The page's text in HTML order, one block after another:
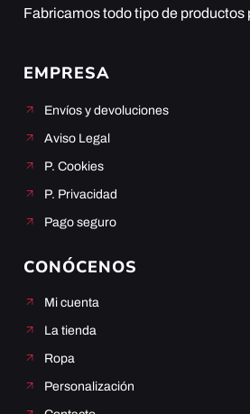
Fabricamos todo tipo de productos
EMPRESA
Envíos y devoluciones
Aviso Legal
P. Cookies
P. Privacidad
Pago seguro
CONÓCENOS
Mi cuenta
La tienda
Ropa
Personalización